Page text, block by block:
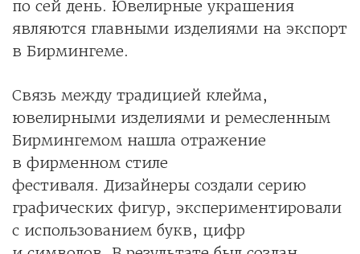
по сей день. Ювелирные украшения
являются главными изделиями на экспорт
в Бирмингеме.
Связь между традицией клейма,
ювелирными изделиями и ремесленным
Бирмингемом нашла отражение
в фирменном стиле
фестиваля. Дизайнеры создали серию
графических фигур, экспериментировали
с использованием букв, цифр